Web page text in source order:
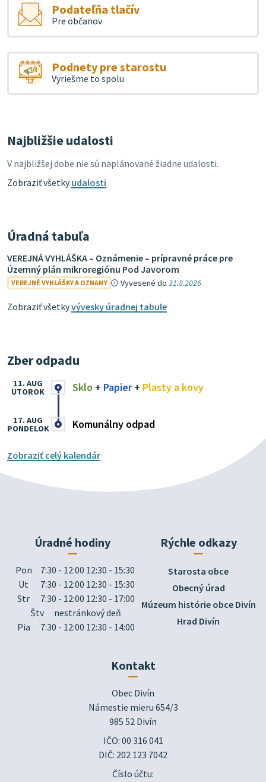
Podateľňa tlačív
Pre občanov
Podnety pre starostu
Vyriešme to spolu
Najbližšie udalosti
V najbližšej dobe nie sú naplánované žiadne udalosti.
Zobraziť všetkyudalosti
Úradná tabuľa
VEREJNÁ VYHLÁŠKA – Oznámenie – prípravné práce pre
Územný plán mikroregiónu Pod Javorom
VEREJNÉ VYHLÁŠKY A OZNAMY Vyvesené do31.8.2026
Zobraziť všetkyvývesky úradnej tabule
Zber odpadu
Sklo + Papier+ Plasty a kovy
11. AUG
UTOROK
Komunálny odpad
17. AUG
PONDELOK
Zobraziť celý kalendár
Úradné hodiny
Pon
7:30 - 12:00 12:30 - 15:30
Ut
7:30 - 12:00 12:30 - 15:30
Str
7:30 - 12:00 12:30 - 17:00
Štv
nestránkový deň
Pia
7:30 - 12:00 12:30 - 14:00
Rýchle odkazy
Starosta obce
Obecný úrad
Múzeum histórie obce Divín
Hrad Divín
Kontakt
Obec Divín
Námestie mieru 654/3
985 52 Divín
IČO: 00 316 041
DIČ: 202 123 7042
Číslo účtu: